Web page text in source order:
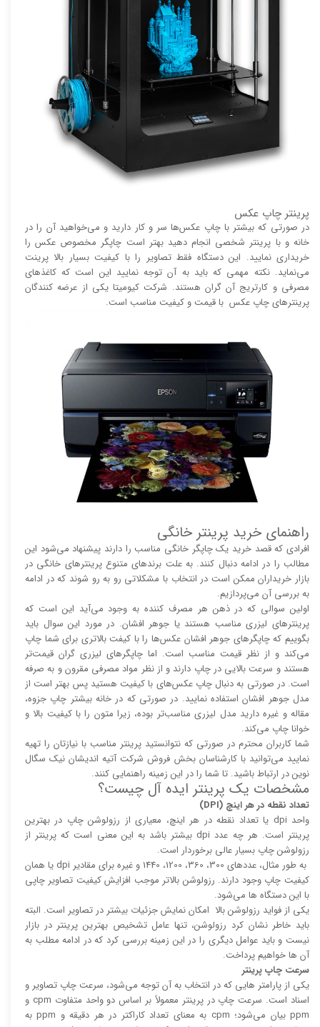
پرینتر چاپ عکس
در صورتی که بیشتر با چاپ عکس‌ها سر و کار دارید و می‌خواهید آن را در
خانه و با پرینتر شخصی انجام دهید بهتر است چاپگر مخصوص عکس را
خریداری نمایید. این دستگاه فقط تصاویر را با کیفیت بسیار بالا پرینت
می‌نماید. نکته مهمی که باید به آن توجه نمایید این است که کاغذ‌های
مصرفی و کارتریج آن گران هستند. شرکت کیومیتا یکی از عرضه کنندگان
پرینتر‌های چاپ عکس با قیمت و کیفیت مناسب است.
راهنمای خرید پرینتر خانگی
افرادی که قصد خرید یک چاپگر خانگی مناسب را دارند پیشنهاد می‌شود این
مطالب را در ادامه دنبال کنند. به علت برند‌های متنوع پرینتر‌های خانگی در
بازار خریداران ممکن است در انتخاب با مشکلاتی رو به رو شوند که در ادامه
به بررسی آن می‌پردازیم.
اولین سوالی که در ذهن هر مصرف کننده به وجود می‌آید این است که
پرینتر‌های لیزری مناسب هستند یا جوهر افشان. در مورد این سوال باید
بگوییم که چاپگر‌های جوهر افشان عکس‌ها را با کیفت بالا‌‌‌تری برای شما چاپ
می‌کند و از نظر قیمت مناسب است. اما چاپگر‌های لیزری گران قیمت‌تر
هستند و سرعت بالایی در چاپ دارند و از نظر مواد مصرفی مقرون و به صرفه
است. در صورتی به دنبال چاپ عکس‌های با کیفیت هستید پس بهتر است از
مدل جوهر افشان استفاده نمایید. در صورتی که در خانه بیشتر چاپ جزوه،
مقاله و غیره دارید مدل لیزری مناسب‌تر بوده، زیرا متون را با کیفیت بالا و
خوانا چاپ می‌کند.
شما کاربران محترم در صورتی که نتوانستید پرینتر مناسب با نیازتان را تهیه
نمایید می‌توانید با کارشناسان بخش فروش شرکت آتیه اندیشان نیک سگال
نوین در ارتباط باشید. تا شما را در این زمینه راهنمایی کنند.
مشخصات یک پرینتر ایده آل چیست؟
تعداد نقطه در هر اینچ (DPI)
واحد dpi یا تعداد نقطه در هر اینچ، معیاری از رزولوشن چاپ در بهترین
پرینتر است. هر چه عدد dpi بیشتر باشد به این معنی است که پرینتر از
رزولوشن چاپ بسیار عالی برخوردار است.
به طور مثال، عدد‌های 300، 360، 1200، 1440 و غیره برای مقادیر dpi یا همان
کیفیت چاپ وجود دارند. رزولوشن بالا‌‌تر موجب افزایش کیفیت تصاویر چاپی
با این دستگاه ها می‌شود.
یکی از فواید رزولوشن بالا امکان نمایش جزئیات بیشتر در تصاویر است. البته
باید خاطر نشان کرد رزولوشن، تنها عامل تشخیص بهترین پرینتر در بازار
نیست و باید عوامل دیگری را در این زمینه بررسی کرد که در ادامه مطلب به
آن ها خواهیم پرداخت.
سرعت چاپ پرینتر
یکی از پارامتر هایی که در انتخاب به آن توجه می‌شود، سرعت چاپ تصاویر و
اسناد است. سرعت چاپ در پرینتر معمولاً بر اساس دو واحد متفاوت cpm و
ppm بیان می‌شود؛ cpm به معنای تعداد کاراکتر در هر دقیقه و ppm به